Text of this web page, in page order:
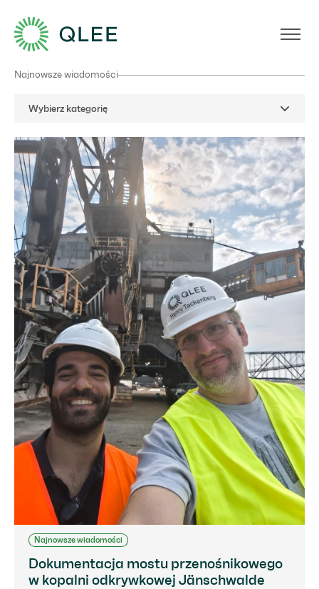
Najnowsze wiadomości
Wybierz kategorię
Najnowsze wiadomości
Dokumentacja mostu przenośnikowego
w kopalni odkrywkowej Jänschwalde